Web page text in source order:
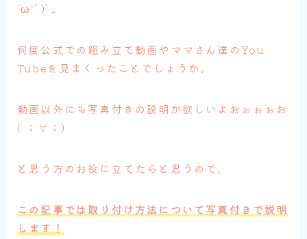
´ω`ﾟ)ﾟ｡
何度公式での組み立て動画やママさん達のYou
Tubeを見まくったことでしょうか。
動画以外にも写真付きの説明が欲しいよおぉぉぉお
( ；∀；)
と思う方のお役に立てたらと思うので、
この記事では取り付け方法について写真付きで説明
します！